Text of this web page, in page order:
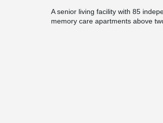
A senior living facility with 85
memory care apartments above